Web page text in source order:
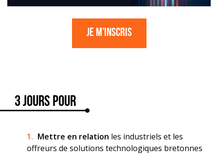
Je m’inscris
3 jours pour
Mettre en relation les industriels et les
offreurs de solutions technologiques bretonnes